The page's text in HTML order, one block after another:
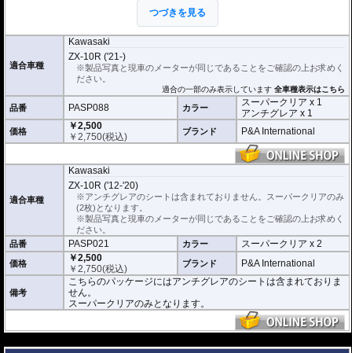
このメーターパネルプロテクションフィル
ムは不要な傷や汚れからメーターパネルを
保護します。
ーパークリアとアンチグレア)が入っており、それぞれ目的に合わせたものをご
利用いただけます。
スーパークリア :耐摩耗性が非常に高く、
透明性の高いフィルム。貼り付けてしまう
とメーターになじみ、フィルムの存在がほ
とんどわからなくなります。
アンチグレア :
マット仕上げが施され、太
陽光などによる反射を軽減。視認性の低下
を防ぎ、メーターを読み取りやすくしま
す。もちろん傷に対しても有効です。
ニングクロス、細かい埃も除去する粘着シート、気泡の混入を防ぎ、きれいに
仕上げるスキージがセットになっています。
またこのフィルムは多少の気泡なら数時間から２日ほどで自然に気泡が消える
優れもの。満足のいく取付が容易になりました。
シリコーン系粘着材を採用し、メーターを痛めることがありません。フィルム
を剥がせば、元通りの状態になります。
つづきを見る
適合車種
Kawasaki
ZX-10R ('21-)
※製品写真と現車のメーターが同じであることをご確認の上お求めく
ださい。
適合の一部のみ表示しています全車種表示はこちら
品番 PASP088 カラー
スーパークリア x 1
アンチグレア x 1
価格
￥2,500
￥2,750(税込) ブランド P&A International
適合車種
Kawasaki
ZX-10R ('12-'20)
※アンチグレアのシートは含まれておりません。スーパークリアのみ
(2枚)となります。
※製品写真と現車のメーターが同じであることをご確認の上お求めく
ださい。
品番
PASP021 カラー スーパークリア x 2
価格
￥2,500
￥2,750(税込) ブランド P&A International
備考
こちらのパッケージにはアンチグレアのシートは含まれておりま
せん。
スーパークリアのみとなります。